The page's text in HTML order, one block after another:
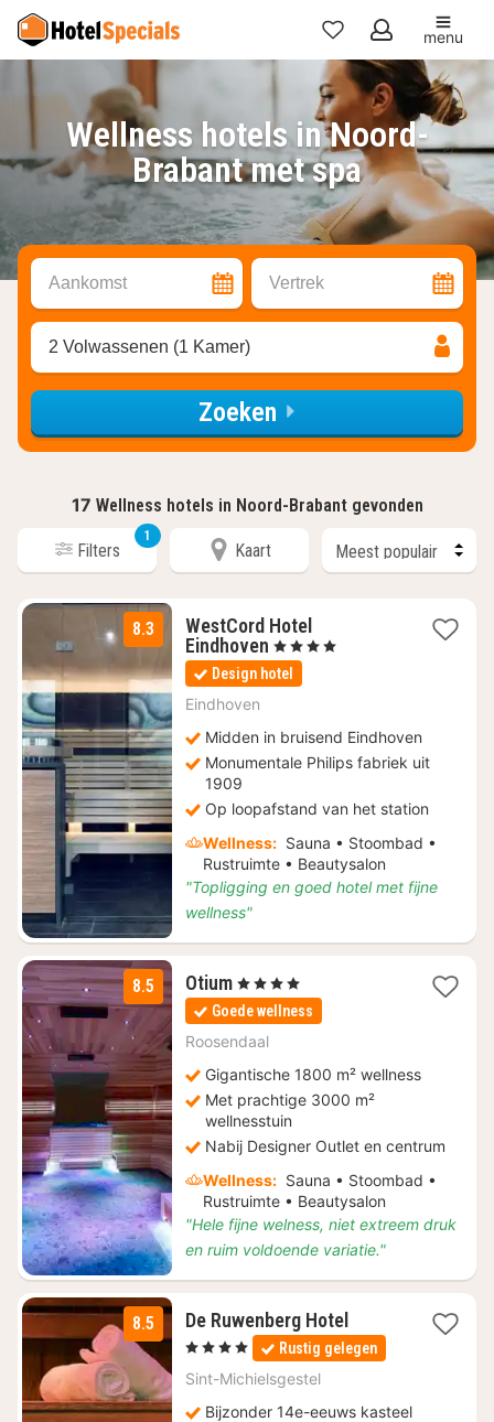
Mijn
favorieten
menu
Wellness hotels in Noord-
Brabant met spa
Aankomst Vertrek
2 Volwassenen (1 Kamer)
Zoeken
17 Wellness hotels in Noord-Brabant gevonden
Filters
1
Kaart
8.3
WestCord Hotel
Eindhoven 1
nacht
vanaf
, 4 Sterren
Design hotel
Eindhoven
Midden in bruisend Eindhoven
Monumentale Philips fabriek uit
1909
Op loopafstand van het station
Wellness: Sauna • Stoombad •
Rustruimte • Beautysalon
"Topligging en goed hotel met fijne
wellness"
8.5 Otium1
nacht
vanaf
€
, 4 Sterren
Goede wellness
Roosendaal
Gigantische 1800 m² wellness
Met prachtige 3000 m²
wellnesstuin
Nabij Designer Outlet en centrum
Wellness: Sauna • Stoombad •
Rustruimte • Beautysalon
"Hele fijne welness, niet extreem druk
en ruim voldoende variatie."
8.5 De Ruwenberg Hotel1
nacht
vanaf
, 4 Sterren Rustig gelegen
Sint-Michielsgestel
Bijzonder 14e-eeuws kasteel